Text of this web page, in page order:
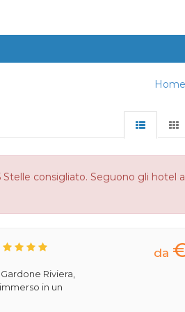
Home
consigliato. Seguono gli hotel
Riviera,
in un
da